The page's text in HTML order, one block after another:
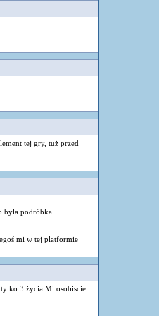
tej gry, tuż przed
podróbka...
mi w tej platformie
tylko 3 życia.Mi osobiscie